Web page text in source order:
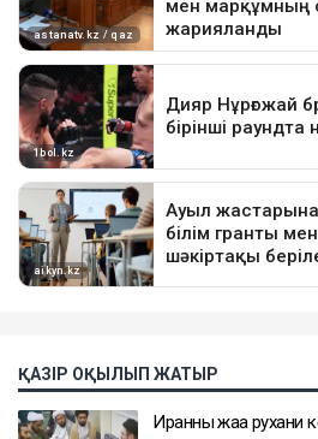
ҚАЗІР ОҚЫЛЫП ЖАТЫР
Иранның жаңа рухани